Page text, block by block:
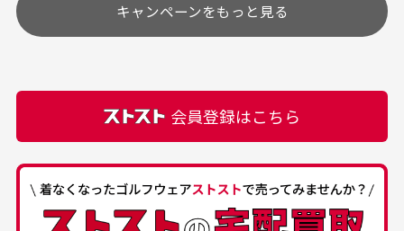
購入できました。状態も
最高でした。
商品をありがとうござい
ます。
その他の休日につきましてはサイト上にて告知させて
頂きます。
カートの有効時間はありますか？
は自動的にカート内の商品が削除されますのでご注意
下さい。
付属品について
付属品の記載につきましては、弊社に入荷した時点
ある場合もございます。
経年劣化について
キャンペーンをもっと見る
会員登録はこちら